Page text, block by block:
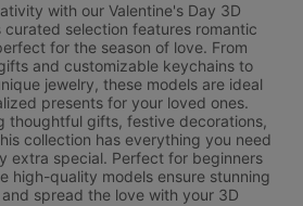
with our Valentine's Day 3D
curated selection features romantic
for the season of love. From
and customizable keychains to
jewelry, these models are ideal
presents for your loved ones.
thoughtful gifts, festive decorations,
collection has everything you need
extra special. Perfect for beginners
high-quality models ensure stunning
spread the love with your 3D